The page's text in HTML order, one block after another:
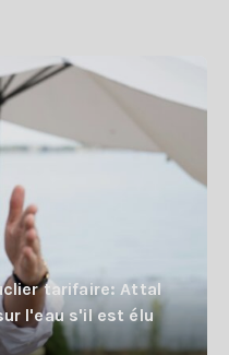
tarifaire: Attal
l'eau s'il est élu